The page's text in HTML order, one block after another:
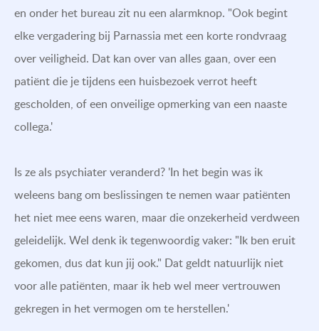
en onder het bureau zit nu een alarmknop. "Ook begint
elke vergadering bij Parnassia met een korte rondvraag
over veiligheid. Dat kan over van alles gaan, over een
patiënt die je tijdens een huisbezoek verrot heeft
gescholden, of een onveilige opmerking van een naaste
collega.'
Is ze als psychiater veranderd? 'In het begin was ik
weleens bang om beslissingen te nemen waar patiënten
het niet mee eens waren, maar die onzekerheid verdween
geleidelijk. Wel denk ik tegenwoordig vaker: "Ik ben eruit
gekomen, dus dat kun jij ook." Dat geldt natuurlijk niet
voor alle patiënten, maar ik heb wel meer vertrouwen
gekregen in het vermogen om te herstellen.'